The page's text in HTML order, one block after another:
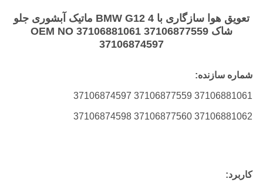
تعویق هوا سازگاری با BMW G12 4 ماتیک آبشوری جلو
شاک OEM NO 37106881061 37106877559
37106874597
شماره سازنده:
37106881061 37106877559 37106874597
37106881062 37106877560 37106874598
کاربرد: